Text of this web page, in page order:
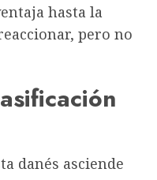
hasta la
pero no
danés asciende